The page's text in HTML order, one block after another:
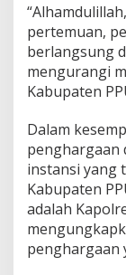
pertemuan,
berlangsung
mengurangi
Kabupaten
Dalam
penghargaan
instansi yang
Kabupaten
adalah
penghargaan